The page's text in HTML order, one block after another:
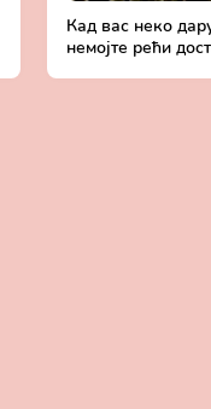
Кад вас неко
немојте рећи